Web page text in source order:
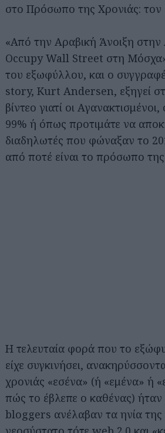
στο Πρόσωπο της Χρονιάς: τον
«Από την Αραβική Άνοιξη
Occupy Wall Street στη
του εξωφύλλου, και ο
story, Kurt Andersen, εξηγεί
βίντεο γιατί οι
99% ή όπως προτιμάτε να
διαδηλωτές που φώναξαν το
από ποτέ είναι το πρόσωπο της
Η τελευταία φορά που το
είχε συγκινήσει,
χρονιάς «εσένα» (ή «εμένα» ή
πώς το έβλεπε ο καθένας) ήταν
bloggers ανέλαβαν τα ηνία